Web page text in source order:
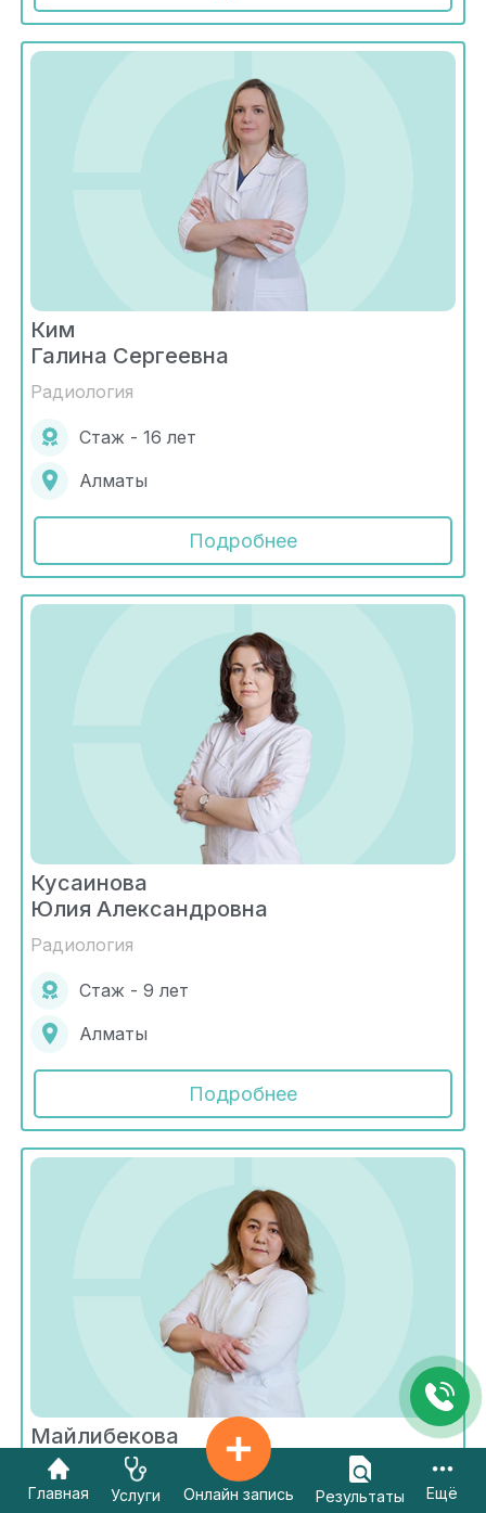
Ким
Галина Сергеевна
Радиология
Стаж - 16 лет
Алматы
Подробнее
Кусаинова
Юлия Александровна
Радиология
Стаж - 9 лет
Алматы
Подробнее
Майлибекова
Асель Кемалядиновна
Радиология
Главная Услуги Онлайн запись Результаты Ещё